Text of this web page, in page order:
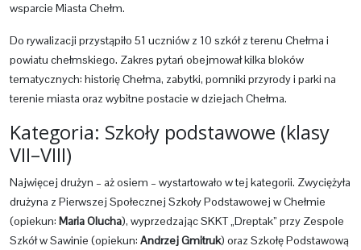
wsparcie Miasta Chełm.
Do rywalizacji przystąpiło 51 uczniów z 10 szkół z terenu Chełma i
powiatu chełmskiego. Zakres pytań obejmował kilka bloków
tematycznych: historię Chełma, zabytki, pomniki przyrody i parki na
terenie miasta oraz wybitne postacie w dziejach Chełma.
Kategoria: Szkoły podstawowe (klasy
VII–VIII)
Najwięcej drużyn – aż osiem – wystartowało w tej kategorii. Zwyciężyła
drużyna z Pierwszej Społecznej Szkoły Podstawowej w Chełmie
(opiekun: Maria Olucha), wyprzedzając SKKT „Dreptak” przy Zespole
Szkół w Sawinie (opiekun: Andrzej Gmitruk) oraz Szkołę Podstawową